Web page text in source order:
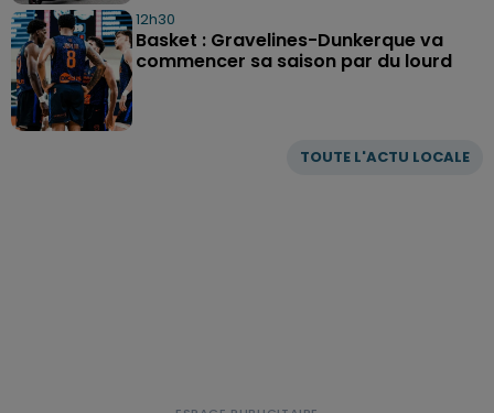
TOUTE L'ACTU LOCALE
12h30
Basket : Gravelines-Dunkerque va
commencer sa saison par du lourd